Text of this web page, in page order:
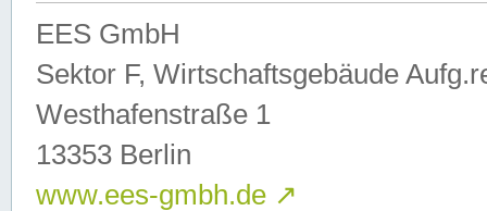
EES GmbH
Sektor F, Wirtschaftsgebäude
Westhafenstraße 1
13353 Berlin
www.ees-gmbh.de ↗